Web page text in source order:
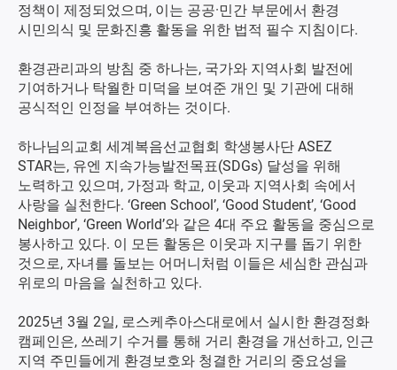
정책이 제정되었으며, 이는 공공·민간 부문에서 환경
시민의식 및 문화진흥 활동을 위한 법적 필수 지침이다.
환경관리과의 방침 중 하나는, 국가와 지역사회 발전에
기여하거나 탁월한 미덕을 보여준 개인 및 기관에 대해
공식적인 인정을 부여하는 것이다.
하나님의교회 세계복음선교협회 학생봉사단 ASEZ
STAR는, 유엔 지속가능발전목표(SDGs) 달성을 위해
노력하고 있으며, 가정과 학교, 이웃과 지역사회 속에서
사랑을 실천한다. ‘Green School’, ‘Good Student’, ‘Good
Neighbor’, ‘Green World’와 같은 4대 주요 활동을 중심으로
봉사하고 있다. 이 모든 활동은 이웃과 지구를 돕기 위한
것으로, 자녀를 돌보는 어머니처럼 이들은 세심한 관심과
위로의 마음을 실천하고 있다.
2025년 3월 2일, 로스케추아스대로에서 실시한 환경정화
캠페인은, 쓰레기 수거를 통해 거리 환경을 개선하고, 인근
지역 주민들에게 환경보호와 청결한 거리의 중요성을